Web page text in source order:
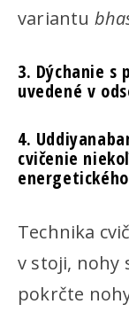
variantu
3. Dýchanie s
uvedené v
4.
cvičenie
Technika
v stoji, nohy
pokrčte